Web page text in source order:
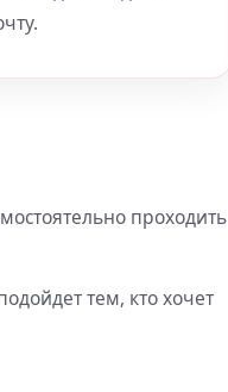
проходить
тем, кто хочет